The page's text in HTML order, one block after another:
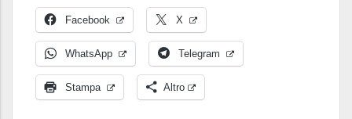
Facebook X
WhatsApp Telegram
Stampa Altro